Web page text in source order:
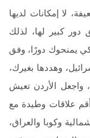
لا إمكانات لديها
دور كبير لها، لذلك
كي يمنحوك دورًا، وفق
وهددها بغيرك،
واجعل الأردن تعيش
علاقات وطيدة مع
وكوبا والعراق،